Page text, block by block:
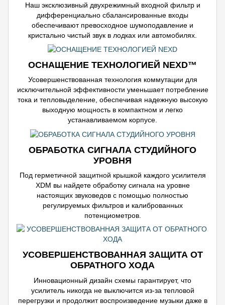
Наш эксклюзивный двухрежимный входной фильтр и
дифференциально сбалансированные входы
обеспечивают превосходное шумоподавление и
кристально чистый звук в лодках или автомобилях.
ОСНАЩЕНИЕ ТЕХНОЛОГИЕЙ NEXD™
Усовершенствованная технология коммутации для
исключительной эффективности уменьшает потребление
тока и тепловыделение, обеспечивая надежную высокую
выходную мощность в компактном и легко
устанавливаемом корпусе.
ОБРАБОТКА СИГНАЛА СТУДИЙНОГО
УРОВНЯ
Под герметичной защитной крышкой каждого усилителя
XDM вы найдете обработку сигнала на уровне
настоящих звуковедов с помощью полностью
регулируемых фильтров и калиброванных
потенциометров.
УСОВЕРШЕНСТВОВАННАЯ ЗАЩИТА ОТ
ОБРАТНОГО ХОДА
Инновационный дизайн схемы гарантирует, что
усилитель никогда не выключится из-за тепловой
перегрузки и продолжит воспроизведение музыки даже в